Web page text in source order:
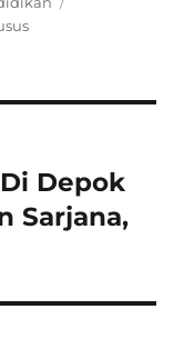
Depok
Sarjana,